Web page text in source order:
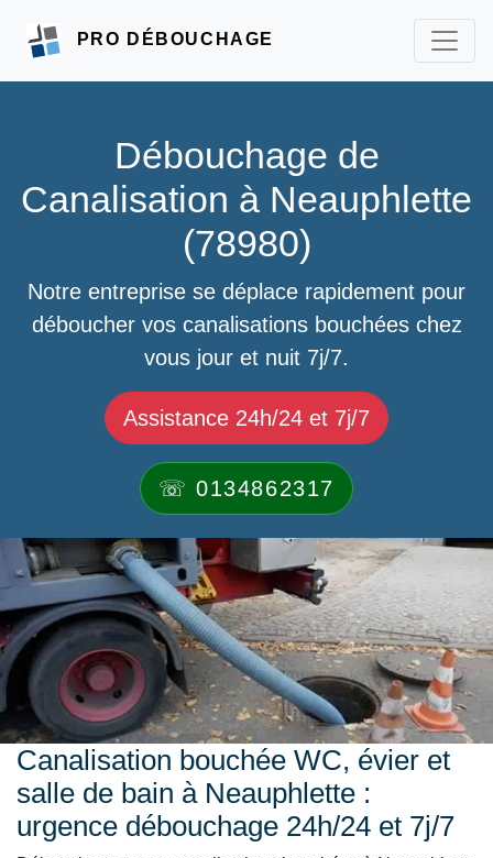
PRO DÉBOUCHAGE
Débouchage de
Canalisation à Neauphlette
(78980)
Notre entreprise se déplace rapidement pour
déboucher vos canalisations bouchées chez
vous jour et nuit 7j/7.
Assistance 24h/24 et 7j/7
☏ 0134862317
Canalisation bouchée WC, évier et
salle de bain à Neauphlette :
urgence débouchage 24h/24 et 7j/7